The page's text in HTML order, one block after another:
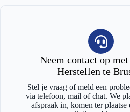
Neem contact op
Herstellen te
Stel je vraag of meld een
via telefoon, mail of chat. We
afspraak in, komen ter plaatse